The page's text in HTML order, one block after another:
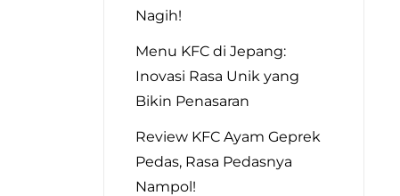
Nagih!
Menu KFC di Jepang:
Inovasi Rasa Unik yang
Bikin Penasaran
Review KFC Ayam Geprek
Pedas, Rasa Pedasnya
Nampol!